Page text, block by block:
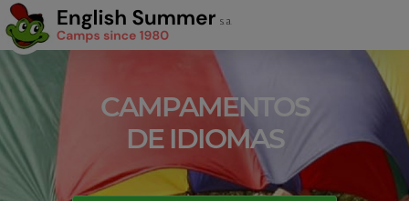
CAMPAMENTOS
DE IDIOMAS